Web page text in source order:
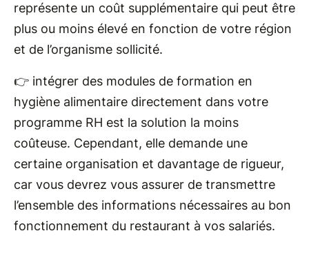
représente un coût supplémentaire qui peut être
plus ou moins élevé en fonction de votre région
et de l’organisme sollicité.
👉 intégrer des modules de formation en
hygiène alimentaire directement dans votre
programme RH est la solution la moins
coûteuse. Cependant, elle demande une
certaine organisation et davantage de rigueur,
car vous devrez vous assurer de transmettre
l’ensemble des informations nécessaires au bon
fonctionnement du restaurant à vos salariés.